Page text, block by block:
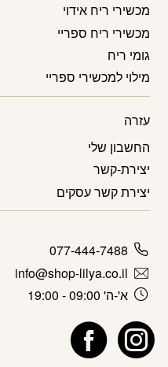
מכשירי ריח אידוי
מכשירי ריח ספריי
גומי ריח
מילוי למכשירי ספריי
עזרה
החשבון שלי
יצירת-קשר
יצירת קשר עסקים
077-444-7488
info@shop-lilya.co.il
א'-ה' 09:00 - 19:00